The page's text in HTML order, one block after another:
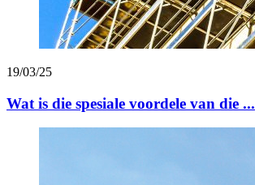
19/03/25
Wat is die spesiale voordele van die ...